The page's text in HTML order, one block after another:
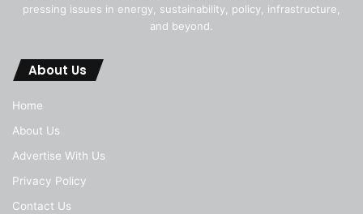
pressing issues in energy, sustainability, policy, infrastructure,
and beyond.
About Us
Home
About Us
Advertise With Us
Privacy Policy
Contact Us